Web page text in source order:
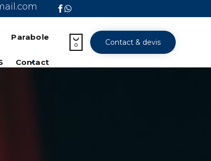
content
Parabole
Contact

0 Contact & devis